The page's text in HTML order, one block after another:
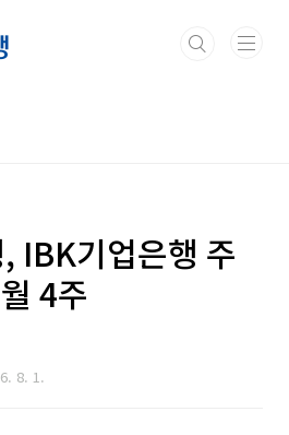
IBK기업은행 주
4주
8. 1.